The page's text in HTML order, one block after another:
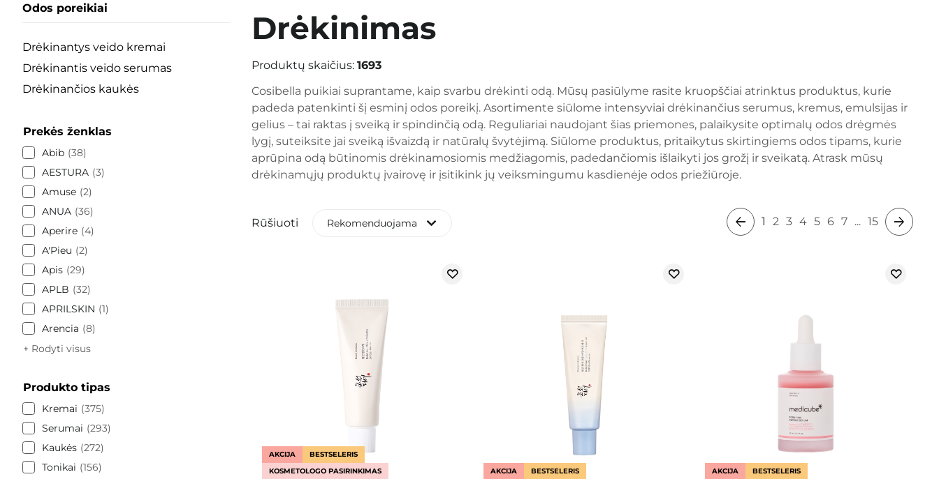
Odos poreikiai
Drėkinantys veido kremai
Drėkinantis veido serumas
Drėkinančios kaukės
Prekės ženklas
Abib 38
AESTURA 3
Amuse 2
ANUA 36
Aperire 4
A'Pieu
2
Apis 29
APLB
32
APRILSKIN
1
Arencia
8
+ Rodyti visus
Produkto tipas
Kremai
375
Serumai
293
Kaukės 272
Tonikai
156
Drėkinimas
Produktų skaičius: 1693
Cosibella puikiai suprantame, kaip svarbu drėkinti odą. Mūsų pasiūlyme rasite kruopščiai atrinktus produktus, kurie
padeda patenkinti šį esminį odos poreikį. Asortimente siūlome intensyviai drėkinančius serumus, kremus, emulsijas ir
gelius – tai raktas į sveiką ir spindinčią odą. Reguliariai naudojant šias priemones, palaikysite optimalų odos drėgmės
lygį, suteiksite jai sveiką išvaizdą ir natūralų švytėjimą. Siūlome produktus, pritaikytus skirtingiems odos tipams, kurie
aprūpina odą būtinomis drėkinamosiomis medžiagomis, padedančiomis išlaikyti jos grožį ir sveikatą. Atrask mūsų
drėkinamųjų produktų įvairovę ir įsitikink jų veiksmingumu kasdienėje odos priežiūroje.
Rūšiuoti Rekomenduojama 1 2 3 4 5 6 7 ... 15
AKCIJA
BESTSELERIS
KOSMETOLOGO PASIRINKIMAS
AKCIJA BESTSELERIS AKCIJA BESTSELERIS